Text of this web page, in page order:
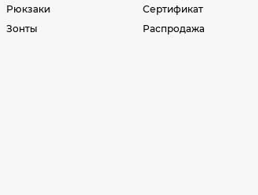
Рюкзаки
Зонты
Сертификат
Распродажа